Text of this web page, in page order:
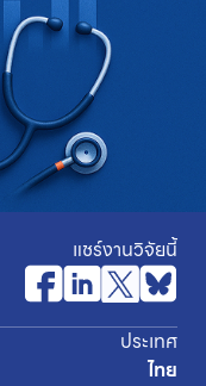
แชร์งานวิจัยนี้
ประเทศ
ไทย